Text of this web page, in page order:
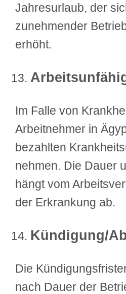
Jahresurlaub, der
zunehmender
erhöht.
Im Falle von
Arbeitnehmer in
bezahlten
nehmen. Die Dauer
hängt vom
der Erkrankung ab.
Kündigung/
Die
nach Dauer der